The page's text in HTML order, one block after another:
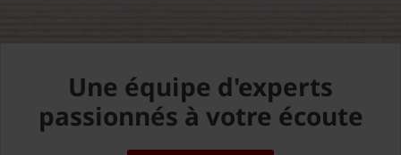
Une équipe d'experts
passionnés à votre écoute